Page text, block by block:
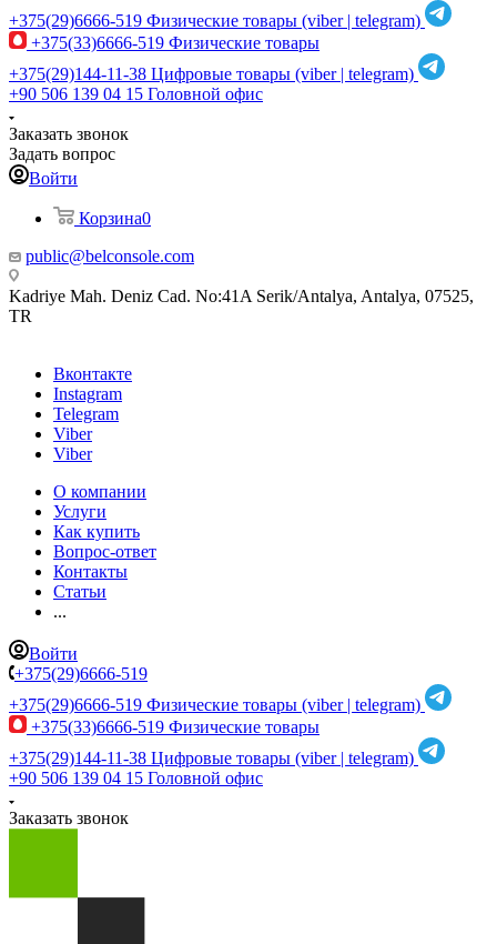
+375(29)6666-519 Физические товары (viber | telegram)
+375(33)6666-519 Физические товары
+375(29)144-11-38 Цифровые товары (viber | telegram)
+90 506 139 04 15 Головной офис
Заказать звонок
Задать вопрос
Войти
Корзина0
public@belconsole.com
Kadriye Mah. Deniz Cad. No:41A Serik/Antalya, Antalya, 07525,
TR
Вконтакте
Instagram
Telegram
Viber
Viber
О компании
Услуги
Как купить
Вопрос-ответ
Контакты
Статьи
...
Войти
+375(29)6666-519
+375(29)6666-519 Физические товары (viber | telegram)
+375(33)6666-519 Физические товары
+375(29)144-11-38 Цифровые товары (viber | telegram)
+90 506 139 04 15 Головной офис
Заказать звонок